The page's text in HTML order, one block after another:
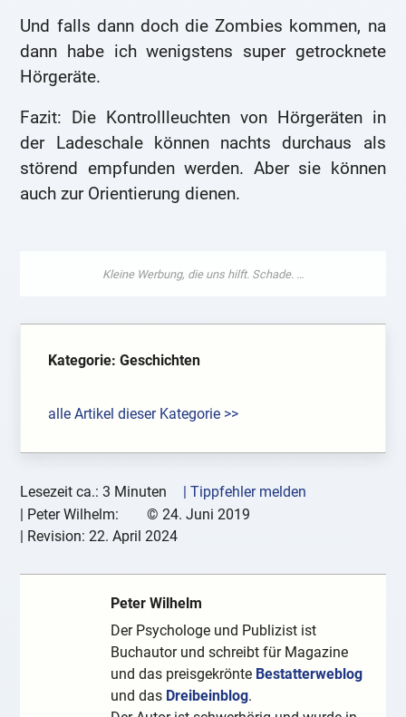
Und falls dann doch die Zombies kommen, na
dann habe ich wenigstens super getrocknete
Hörgeräte.
Fazit: Die Kontrollleuchten von Hörgeräten in
der Ladeschale können nachts durchaus als
störend empfunden werden. Aber sie können
auch zur Orientierung dienen.
Kategorie: Geschichten
alle Artikel dieser Kategorie >>
Lesezeit ca.: 3 Minuten
| Tippfehler melden
| Peter Wilhelm: © 24. Juni 2019
| Revision:22. April 2024
Peter Wilhelm
Der Psychologe und Publizist ist
Buchautor und schreibt für Magazine
und das preisgekrönte Bestatterweblog
und das Dreibeinblog.